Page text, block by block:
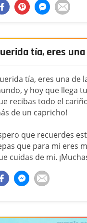
tía, eres
tía, eres una de
y hoy que llega
recibas todo el
de un capricho!
que recuerdes
que para mi eres
cuidas de mi.